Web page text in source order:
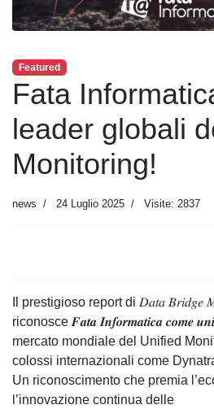
Featured
Fata
leader globali
Monitoring!
news 24 Luglio 2025 Visite: 2837
Il prestigioso report di 𝐷𝑎𝑡𝑎 𝐵𝑟𝑖𝑑𝑔𝑒
riconosce 𝑭𝒂𝒕𝒂 𝑰𝒏𝒇𝒐𝒓𝒎𝒂𝒕𝒊𝒄𝒂 𝒄𝒐𝒎𝒆
mercato mondiale del Unified
colossi internazionali come
Un riconoscimento che premia
l’innovazione continua delle